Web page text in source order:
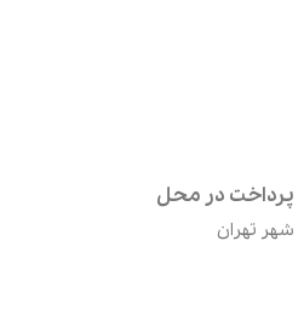
پرداخت در محل
شهر تهران